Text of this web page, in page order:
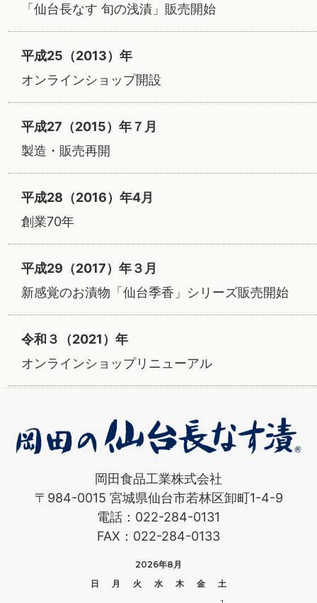
「仙台長なす 旬の浅漬」販売開始
平成25（2013）年
オンラインショップ開設
平成27（2015）年７月
製造・販売再開
平成28（2016）年4月
創業70年
平成29（2017）年３月
新感覚のお漬物「仙台季香」シリーズ販売開始
令和３（2021）年
オンラインショップリニューアル
岡田食品工業株式会社
〒984-0015 宮城県仙台市若林区卸町1-4-9
電話：022-284-0131
FAX：022-284-0133
2026年8月
日
月 火 水 木 金
土